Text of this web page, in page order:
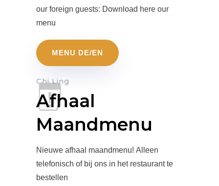
our foreign guests: Download here our
menu
MENU DE/EN
Chi Ling
Afhaal
Maandmenu
Nieuwe afhaal maandmenu! Alleen
telefonisch of bij ons in het restaurant te
bestellen